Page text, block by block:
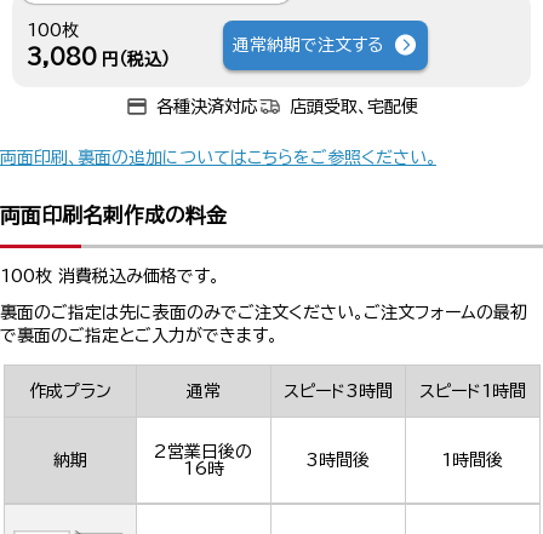
100枚
3,080 円（税込）
通常納期で注文する
各種決済対応 店頭受取、宅配便
両面印刷、裏面の追加についてはこちらをご参照ください。
両面印刷名刺作成の料金
100枚 消費税込み価格です。
裏面のご指定は先に表面のみでご注文ください。ご注文フォームの最初
で裏面のご指定とご入力ができます。
作成プラン 通常 スピード3時間 スピード1時間
納期
2営業日後の
16時
3時間後 1時間後